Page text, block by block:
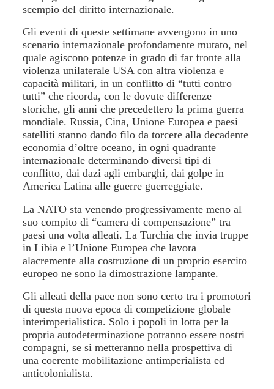
scempio del diritto internazionale.
Gli eventi di queste settimane avvengono in uno
scenario internazionale profondamente mutato, nel
quale agiscono potenze in grado di far fronte alla
violenza unilaterale USA con altra violenza e
capacità militari, in un conflitto di “tutti contro
tutti” che ricorda, con le dovute differenze
storiche, gli anni che precedettero la prima guerra
mondiale. Russia, Cina, Unione Europea e paesi
satelliti stanno dando filo da torcere alla decadente
economia d’oltre oceano, in ogni quadrante
internazionale determinando diversi tipi di
conflitto, dai dazi agli embarghi, dai golpe in
America Latina alle guerre guerreggiate.
La NATO sta venendo progressivamente meno al
suo compito di “camera di compensazione” tra
paesi una volta alleati. La Turchia che invia truppe
in Libia e l’Unione Europea che lavora
alacremente alla costruzione di un proprio esercito
europeo ne sono la dimostrazione lampante.
Gli alleati della pace non sono certo tra i promotori
di questa nuova epoca di competizione globale
interimperialistica. Solo i popoli in lotta per la
propria autodeterminazione potranno essere nostri
compagni, se si metteranno nella prospettiva di
una coerente mobilitazione antimperialista ed
anticolonialista.